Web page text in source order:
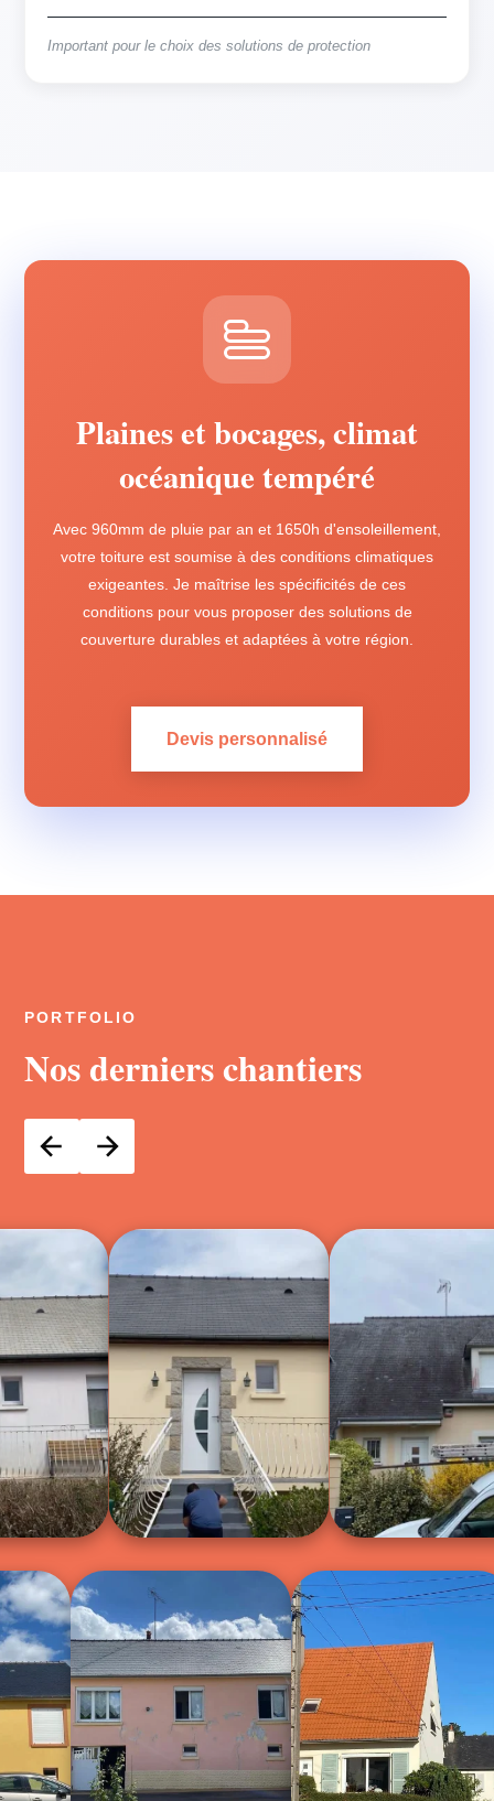
Important pour le choix des solutions de protection
Plaines et bocages, climat
océanique tempéré
Avec 960mm de pluie par an et 1650h d'ensoleillement,
votre toiture est soumise à des conditions climatiques
exigeantes. Je maîtrise les spécificités de ces
conditions pour vous proposer des solutions de
couverture durables et adaptées à votre région.
Devis personnalisé
PORTFOLIO
Nos derniers chantiers